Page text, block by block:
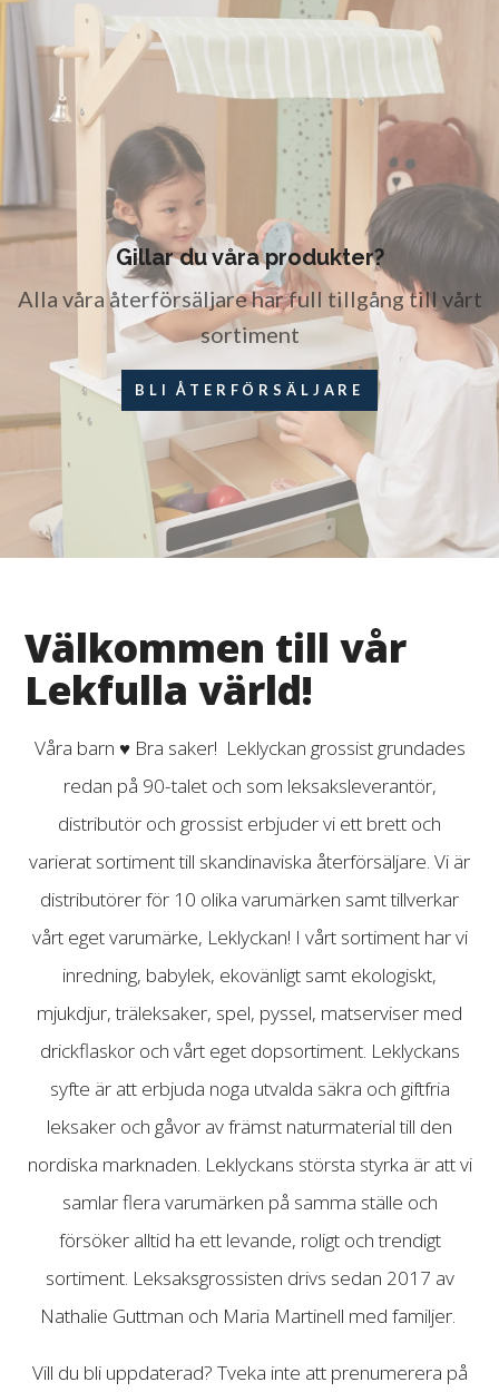
Gillar du våra produkter?
Alla våra återförsäljare har full tillgång till vårt
sortiment
BLI ÅTERFÖRSÄLJARE
Välkommen till vår
Lekfulla värld!
Våra barn ♥ Bra saker! Leklyckan grossist grundades
redan på 90-talet och som leksaksleverantör,
distributör och grossist erbjuder vi ett brett och
varierat sortiment till skandinaviska återförsäljare. Vi är
distributörer för 10 olika varumärken samt tillverkar
vårt eget varumärke, Leklyckan! I vårt sortiment har vi
inredning, babylek, ekovänligt samt ekologiskt,
mjukdjur, träleksaker, spel, pyssel, matserviser med
drickflaskor och vårt eget dopsortiment. Leklyckans
syfte är att erbjuda noga utvalda säkra och giftfria
leksaker och gåvor av främst naturmaterial till den
nordiska marknaden. Leklyckans största styrka är att vi
samlar flera varumärken på samma ställe och
försöker alltid ha ett levande, roligt och trendigt
sortiment. Leksaksgrossisten drivs sedan 2017 av
Nathalie Guttman och Maria Martinell med familjer.
Vill du bli uppdaterad? Tveka inte att prenumerera på